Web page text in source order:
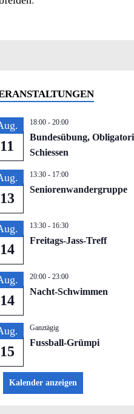
11
18:00- 20:00
Bundesübung,
Schiessen
13
13:30- 17:00
Seniorenwandergruppe
14
13:30- 16:30
Freitags-Jass-Treff
14
20:00- 23:00
Nacht-Schwimmen
15
Ganztägig
Fussball-Grümpi
Kalender anzeigen